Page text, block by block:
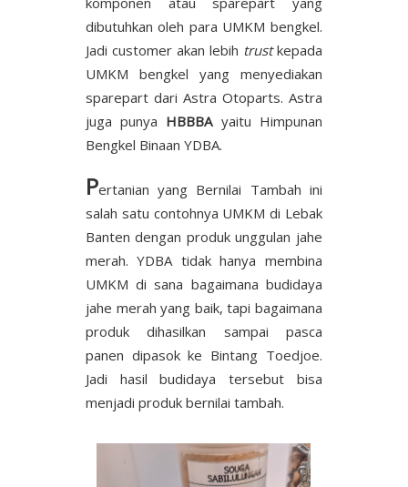
dibutuhkan oleh para UMKM bengkel.
Jadi customer akan lebih trustkepada
UMKM bengkel yang menyediakan
sparepart dari Astra Otoparts. Astra
juga punya HBBBAyaitu Himpunan
Bengkel Binaan YDBA.
Pertanian yang Bernilai Tambah ini
salah satu contohnya UMKM di Lebak
Banten dengan produk unggulan jahe
merah. YDBA tidak hanya membina
UMKM di sana bagaimana budidaya
jahe merah yang baik, tapi bagaimana
produk dihasilkan sampai pasca
panen dipasok ke Bintang Toedjoe.
Jadi hasil budidaya tersebut bisa
menjadi produk bernilai tambah.